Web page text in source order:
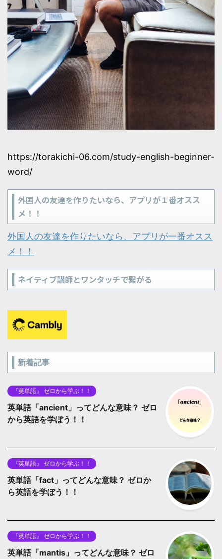
https://torakichi-06.com/study-english-beginner-
word/
外国人の友達を作りたいなら、アプリが１番オスス
メ！！
外国人の友達を作りたいなら、アプリが一番オスス
メ！！
ネイティブ講師とワンタッチで繋がる
新着記事
『英単語』 ゼロから学ぶ！！
英単語「ancient」ってどんな意味？ ゼロ
から英語を学ぼう！！
『英単語』 ゼロから学ぶ！！
英単語「fact」ってどんな意味？ ゼロか
ら英語を学ぼう！！
『英単語』 ゼロから学ぶ！！
英単語「mantis」ってどんな意味？ ゼロ